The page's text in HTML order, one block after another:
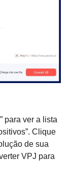
para ver a lista
Clique
de sua
VPJ para